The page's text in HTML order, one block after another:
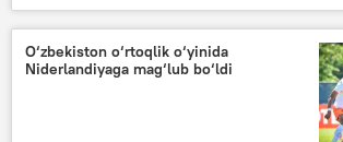
Shavkat Mirziyoyev
O‘zbekiston o‘rtoqlik o‘yinida
Niderlandiyaga mag‘lub bo‘ldi